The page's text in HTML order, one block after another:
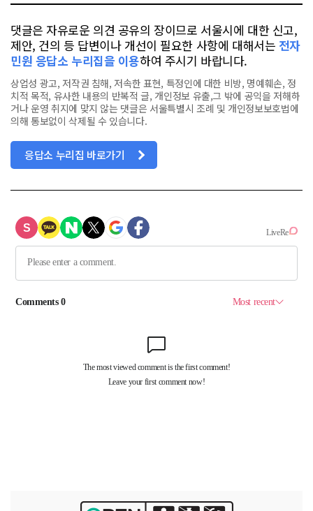
댓글은 자유로운 의견 공유의 장이므로 서울시에 대한 신고,
제안, 건의 등 답변이나 개선이 필요한 사항에 대해서는 전자
민원 응답소 누리집을 이용하여 주시기 바랍니다.
상업성 광고, 저작권 침해, 저속한 표현, 특정인에 대한 비방, 명예훼손, 정
치적 목적, 유사한 내용의 반복적 글, 개인정보 유출,그 밖에 공익을 저해하
거나 운영 취지에 맞지 않는 댓글은 서울특별시 조례 및 개인정보보호법에
의해 통보없이 삭제될 수 있습니다.
응답소 누리집 바로가기